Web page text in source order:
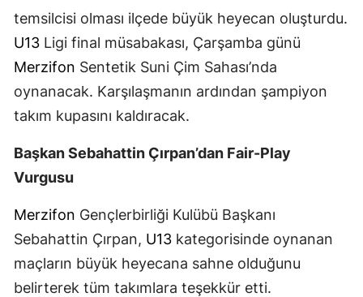
temsilcisi olması ilçede büyük heyecan oluşturdu.
U13 Ligi final müsabakası, Çarşamba günü
Merzifon Sentetik Suni Çim Sahası’nda
oynanacak. Karşılaşmanın ardından şampiyon
takım kupasını kaldıracak.
Başkan Sebahattin Çırpan’dan Fair-Play
Vurgusu
Merzifon Gençlerbirliği Kulübü Başkanı
Sebahattin Çırpan, U13 kategorisinde oynanan
maçların büyük heyecana sahne olduğunu
belirterek tüm takımlara teşekkür etti.